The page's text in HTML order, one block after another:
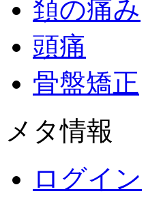
頚の痛み
頭痛
骨盤矯正
メタ情報
ログイン